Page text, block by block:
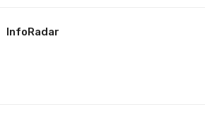
InfoRadar